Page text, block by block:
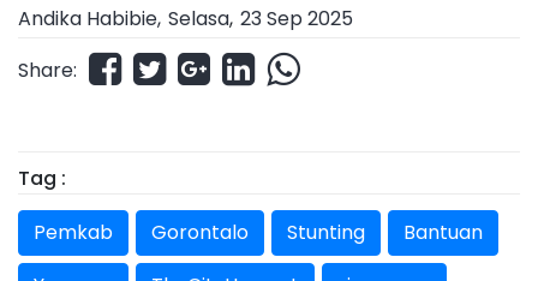
Andika Habibie, Selasa, 23 Sep 2025
Share:
Tag :
Pemkab
Gorontalo Stunting
Bantuan